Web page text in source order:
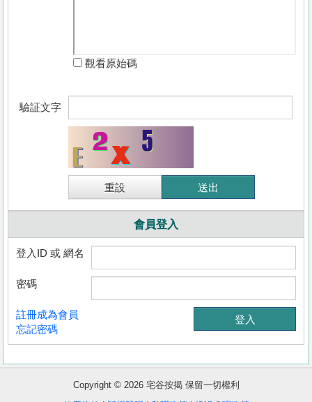
收
藏
樓
盤
觀看原始碼
驗証文字
會員登入
登入ID 或 網名
密碼
註冊成為會員
忘記密碼
Copyright © 2026 宅谷按揭 保留一切權利